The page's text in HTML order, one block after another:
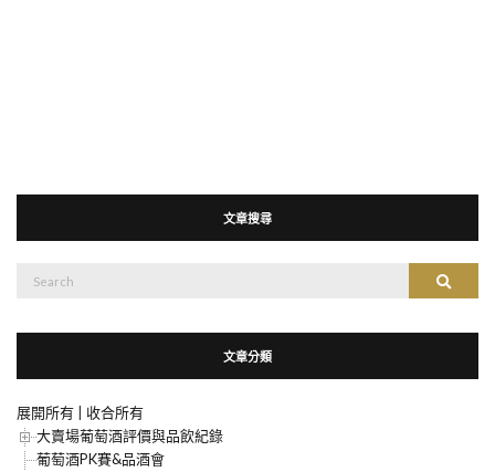
文章搜尋
搜尋
文章分類
展開所有
收合所有
大賣場葡萄酒評價與品飲紀錄
葡萄酒PK賽&品酒會